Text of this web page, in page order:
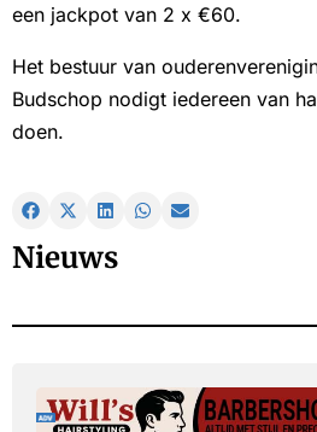
een jackpot van 2 x €60.
Het bestuur van
Budschop nodigt iedereen van
doen.
Nieuws